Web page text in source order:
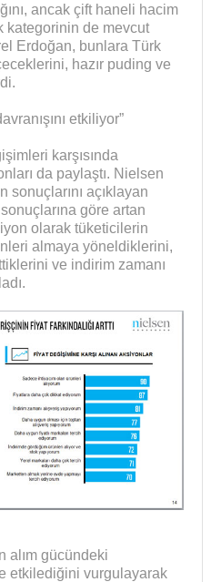
ancak çift haneli hacim
kategorinin de mevcut
Erdoğan, bunlara Türk
hazır puding ve
etkiliyor”
karşısında
da paylaştı. Nielsen
açıklayan
göre artan
olarak tüketicilerin
almaya yöneldiklerini,
ve indirim zamanı
alım gücündeki
etkilediğini vurgulayarak